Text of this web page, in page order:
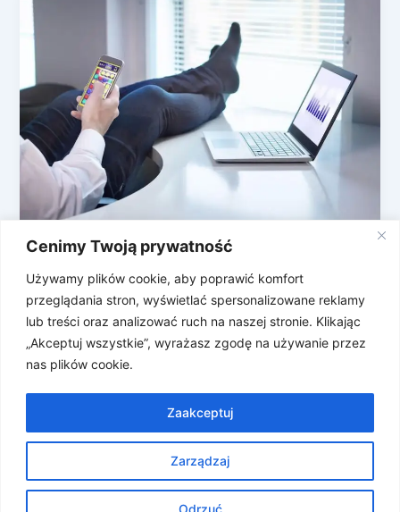
Cenimy Twoją prywatność
Używamy plików cookie, aby poprawić komfort
przeglądania stron, wyświetlać spersonalizowane reklamy
lub treści oraz analizować ruch na naszej stronie. Klikając
„Akceptuj wszystkie”, wyrażasz zgodę na używanie przez
nas plików cookie.
Zarządzaj
Odrzuć
Zaakceptuj
Wielki Przegląd Mini Gier
Przeglądarkowych
Kazali Wam wrócić do biura i musicie udawać, że
robicie coś w pracy? Nudzicie się? Chcecie
podmienić scrollowanie na coś […]
Prawa autorskie © 2026 Znosne Newsy | Obsługiwane przez
Motyw Astra WordPress